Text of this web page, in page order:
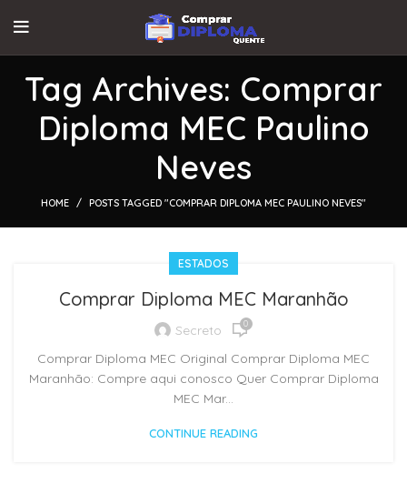
Tag Archives: Comprar
Diploma MEC Paulino
Neves
HOME POSTS TAGGED "COMPRAR DIPLOMA MEC PAULINO NEVES"
ESTADOS
Comprar Diploma MEC Maranhão
Secreto 0
Comprar Diploma MEC Original Comprar Diploma MEC
Maranhão: Compre aqui conosco Quer Comprar Diploma
MEC Mar...
CONTINUE READING